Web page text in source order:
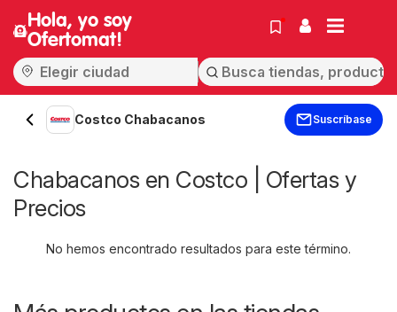
Hola, yo soy
Ofertomat!
Costco Chabacanos Suscríbase
Chabacanos en Costco | Ofertas y
Precios
No hemos encontrado resultados para este término.